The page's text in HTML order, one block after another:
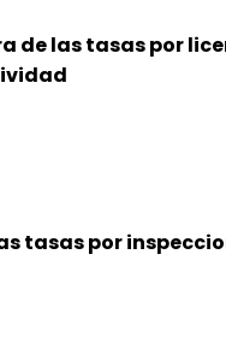
de las tasas por
tasas por